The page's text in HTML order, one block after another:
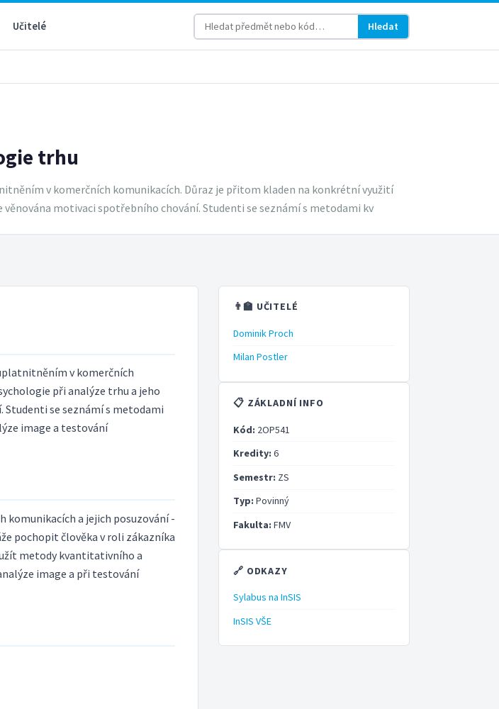
Učitelé Hledat
trhu
v komerčních komunikacích. Důraz je přitom kladen na konkrétní využití
motivaci spotřebního chování. Studenti se seznámí s metodami kv
v komerčních
při analýze trhu a jeho
se seznámí s metodami
image a testování
a jejich posuzování -
pochopit člověka v roli zákazníka
metody kvantitativního a
image a při testování
👨‍🏫 UČITELÉ
Dominik Proch
Milan Postler
📋 ZÁKLADNÍ INFO
Kód: 2OP541
Kredity: 6
Semestr: ZS
Typ: Povinný
Fakulta: FMV
🔗 ODKAZY
Sylabus na InSIS
InSIS VŠE